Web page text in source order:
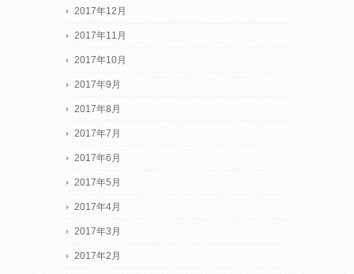
2017年12月
2017年11月
2017年10月
2017年9月
2017年8月
2017年7月
2017年6月
2017年5月
2017年4月
2017年3月
2017年2月